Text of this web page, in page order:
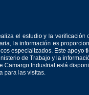
el estudio y la
la información es
especializados. Este
de Trabajo y la
Camargo Industrial está
para las visitas.